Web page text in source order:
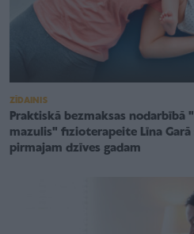
ZĪDAINIS
Praktiskā bezmaksas nodarbībā
mazulis" fizioterapeite Līna Garā
pirmajam dzīves gadam